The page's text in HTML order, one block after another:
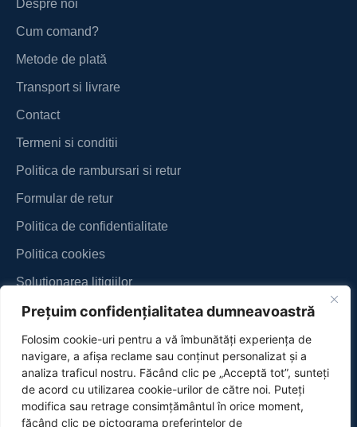
Prețuim confidențialitatea dumneavoastră
Folosim cookie-uri pentru a vă îmbunătăți experiența de
navigare, a afișa reclame sau conținut personalizat și a
analiza traficul nostru. Făcând clic pe „Acceptă tot”, sunteți
de acord cu utilizarea cookie-urilor de către noi. Puteți
modifica sau retrage consimțământul în orice moment,
făcând clic pe pictograma preferințelor de
Despre noi
Cum comand?
Metode de plată
Transport si livrare
Contact
Termeni si conditii
Politica de rambursari si retur
Formular de retur
Politica de confidentialitate
Politica cookies
Soluționarea litigiilor
ANPC